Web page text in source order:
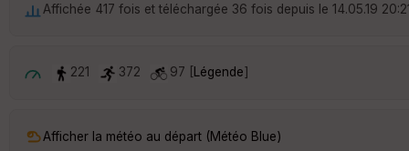
Affichée 417 fois et téléchargée 36 fois depuis le 14.05.19
221 372 97 [ Légende]
Afficher la météo au départ (Météo Blue)